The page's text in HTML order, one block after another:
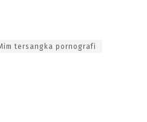
tersangka pornografi